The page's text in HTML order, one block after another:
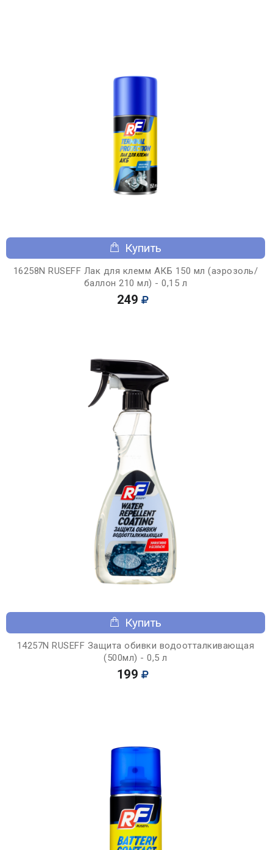
Купить
16258N RUSEFF Лак для клемм АКБ 150 мл (аэрозоль/
баллон 210 мл) - 0,15 л
249
Купить
14257N RUSEFF Защита обивки водоотталкивающая
(500мл) - 0,5 л
199